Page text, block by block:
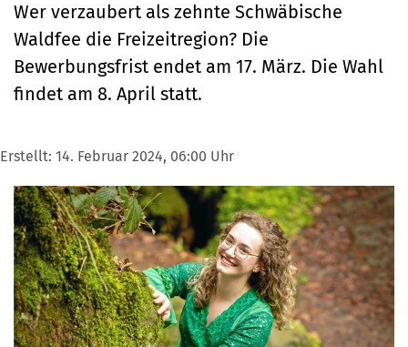
Wer verzaubert als zehnte Schwäbische
Waldfee die Freizeitregion? Die
Bewerbungsfrist endet am 17. März. Die Wahl
findet am 8. April statt.
Erstellt: 14. Februar 2024, 06:00 Uhr